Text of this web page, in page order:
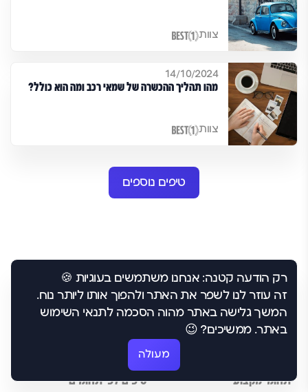
צוות
14/10/2024
מהו תהליך ההכשרה של שמאי רכב ומה הוא כולל?
צוות
טיפים נוספים
רק הודעה קטנה: אנחנו משתמשים בעוגיות 🍪
זה עוזר לנו לשפר את האתר ולהפוך אותו ליותר נוח.
המשך גלישה באתר מהוה הסכמה לתנאי השימוש
באתר. ממשיכים? 😉
מעולה
תחומי מקצוע טיפים לפי תחומים